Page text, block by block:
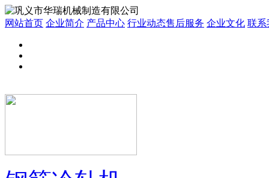
网站首页 企业简介 产品中心 行业动态售后服务 企业文化 联系